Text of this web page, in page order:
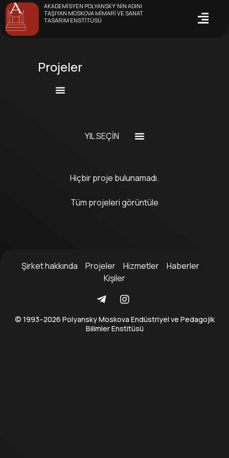
AKADEMISYEN POLYANSKY'NIN ADINI
TAŞIYAN MOSKOVA MIMARI VE SANAT
TASARIM ENSTITÜSÜ
Projeler
YIL SEÇIN
Hiçbir proje bulunamadı.
Tüm projeleri görüntüle
© 1993–2026 Polyansky Moskova Endüstriyel ve Pedagojik
Bilimler Enstitüsü
Şirket hakkında Projeler Hizmetler
Haberler
Kişiler